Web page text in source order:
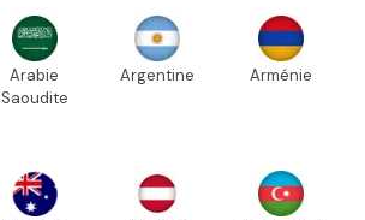
Arabie
Saoudite
Argentine Arménie